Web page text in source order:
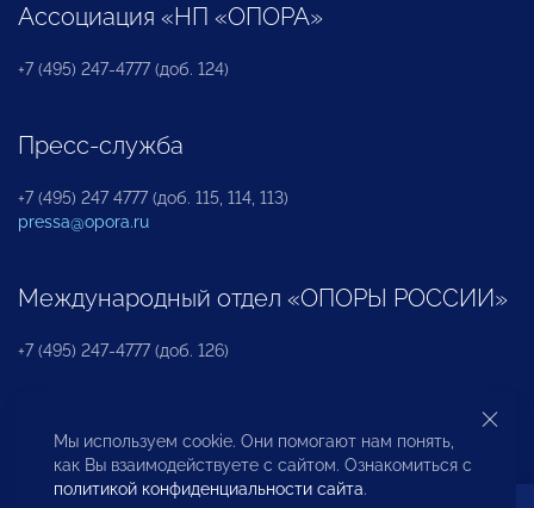
Ассоциация «НП «ОПОРА»
+7 (495) 247-4777 (доб. 124)
Пресс-служба
+7 (495) 247 4777 (доб. 115, 114, 113)
pressa@opora.ru
Международный отдел «ОПОРЫ РОССИИ»
+7 (495) 247-4777 (доб. 126)
Бюро по защите прав предпринимателей и
инвесторов
Мы используем cookie. Они помогают нам понять,
как Вы взаимодействуете с сайтом. Ознакомиться с
политикой конфиденциальности сайта.